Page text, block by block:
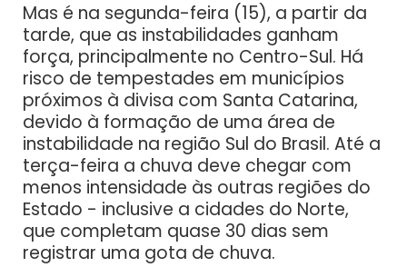
Mas é na segunda-feira (15), a partir da
tarde, que as instabilidades ganham
força, principalmente no Centro-Sul. Há
risco de tempestades em municípios
próximos à divisa com Santa Catarina,
devido à formação de uma área de
instabilidade na região Sul do Brasil. Até a
terça-feira a chuva deve chegar com
menos intensidade às outras regiões do
Estado - inclusive a cidades do Norte,
que completam quase 30 dias sem
registrar uma gota de chuva.